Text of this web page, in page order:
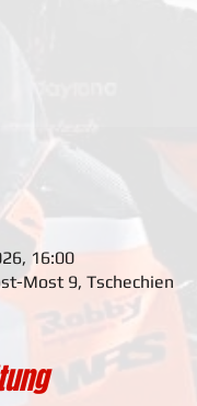
16:00
Most 9, Tschechien